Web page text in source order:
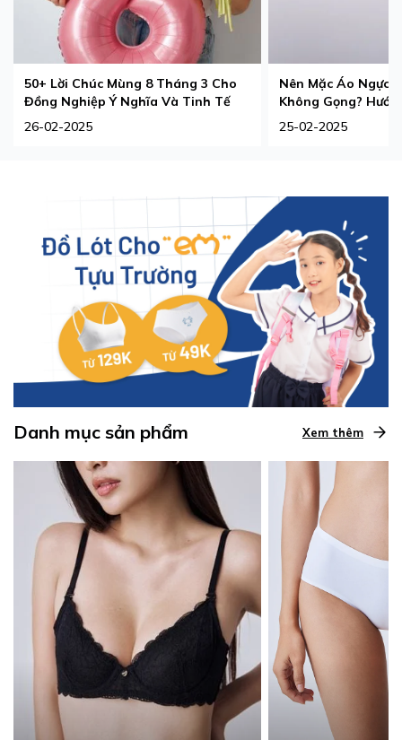
50+ Lời Chúc Mùng 8 Tháng 3 Cho
Đồng Nghiệp Ý Nghĩa Và Tinh Tế
26-02-2025
Nên Mặc Áo Ngực
Không Gọng?
Phù Hợp Nhất
25-02-2025
Danh mục sản phẩm Xem thêm